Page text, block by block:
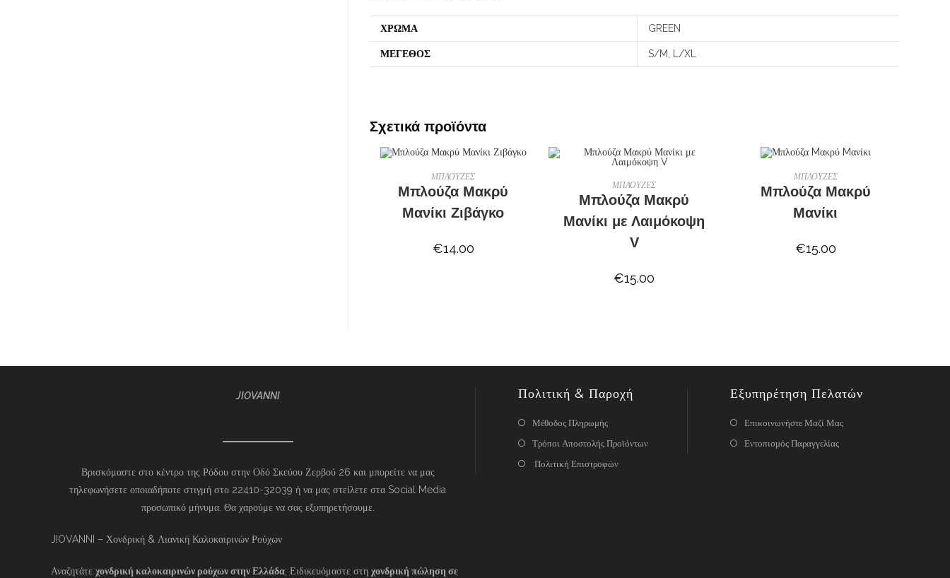
ΧΡΩΜΑ GREEN
ΜΕΓΕΘΟΣ S/M, L/XL
Σχετικά προϊόντα
ΕΠΙΛΟΓΉ
ΜΠΛΟΥΖΕΣ
Μπλούζα Μακρύ
Μανίκι Ζιβάγκο
€14.00
ΕΠΙΛΟΓΉ
ΜΠΛΟΥΖΕΣ
Μπλούζα Μακρύ
Μανίκι με Λαιμόκοψη
V
€15.00
ΕΠΙΛΟΓΉ
ΜΠΛΟΥΖΕΣ
Μπλούζα Mακρύ
Mανίκι
€15.00
JIOVANNI
Βρισκόμαστε στο κέντρο της Ρόδου στην Οδό Σκεύου Ζερβού 26 και μπορείτε να μας
τηλεφωνήσετε οποιαδήποτε στιγμή στο 22410-32039 ή να μας στείλετε στα Social Media
προσωπικό μήνυμα. Θα χαρούμε να σας εξυπηρετήσουμε.
JIOVANNI – Χονδρική & Λιανική Καλοκαιρινών Ρούχων
Αναζητάτε χονδρική καλοκαιρινών ρούχων στην Ελλάδα; Ειδικευόμαστε στη χονδρική πώληση σε
Πολιτική & Παροχή
Μέθοδος Πληρωμής
Τρόποι Αποστολής Προϊόντων
Πολιτική Επιστροφών
Εξυπηρέτηση Πελατών
Επικοινωνήστε Μαζί Μας
Εντοπισμός Παραγγελίας